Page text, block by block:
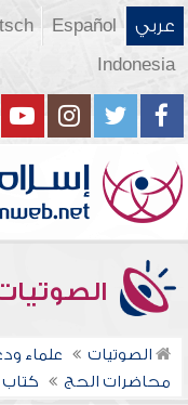
عربي Español
Indonesia
الصوتيات علماء
محاضرات الحج